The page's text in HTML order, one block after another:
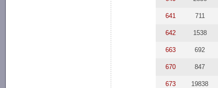
641 711
642 1538
663 692
670 847
673 19838